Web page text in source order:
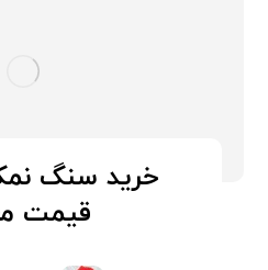
خرید سنگ
قیمت